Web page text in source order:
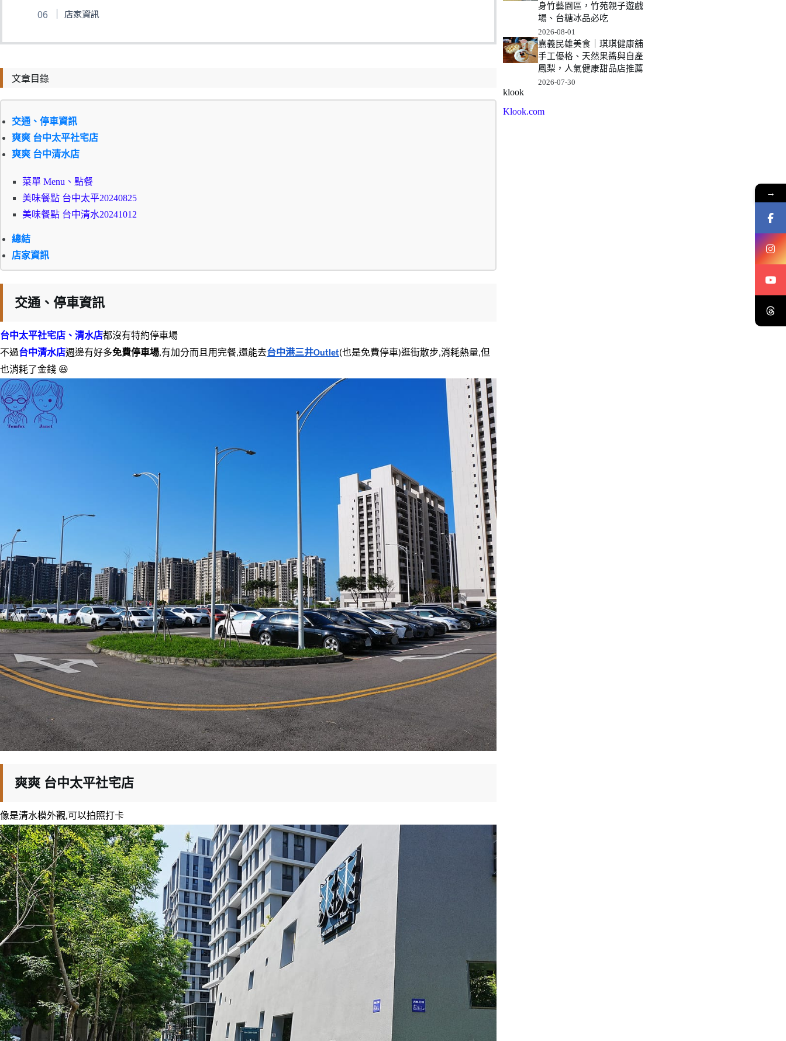
店家資訊
文章目錄
交通、停車資訊
爽爽 台中太平社宅店
爽爽 台中清水店
菜單 Menu、點餐
美味餐點 台中太平20240825
美味餐點 台中清水20241012
總結
店家資訊
交通、停車資訊
台中太平社宅店、清水店都沒有特約停車場
不過台中清水店週邊有好多免費停車場,有加分而且用完餐,還能去台中港三井Outlet(也是免費停車)逛街散步,消耗熱量,但
也消耗了金錢 😆
爽爽 台中太平社宅店
像是清水模外觀,可以拍照打卡
身竹藝園區，竹苑親子遊戲
場、台糖冰品必吃
2026-08-01
嘉義民雄美食｜琪琪健康舖
手工優格、天然果醬與自產
鳳梨，人氣健康甜品店推薦
2026-07-30
klook
Klook.com
→